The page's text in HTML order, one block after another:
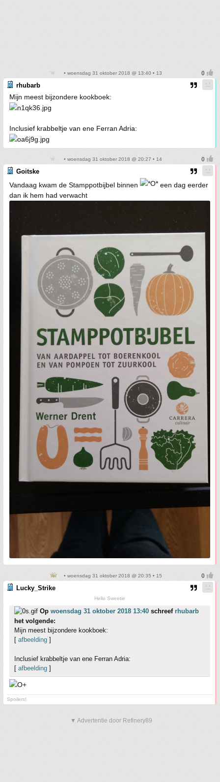
• woensdag 31 oktober 2018 @ 13:40 • 13
rhubarb
Mijn meest bijzondere kookboek:
Inclusief krabbeltje van ene Ferran Adria:
• woensdag 31 oktober 2018 @ 20:27 • 14
Goitske
Vandaag kwam de Stamppotbijbel binnen
een dag eerder
dan ik hem had verwacht
• woensdag 31 oktober 2018 @ 20:35 • 15
Lucky_Strike
Hello Sweetie
Op woensdag 31 oktober 2018 13:40 schreef rhubarb
het volgende:
Mijn meest bijzondere kookboek:
[ afbeelding ]
Inclusief krabbeltje van ene Ferran Adria:
[ afbeelding ]
Spoilers!
▼ Advertentie door Refinery89